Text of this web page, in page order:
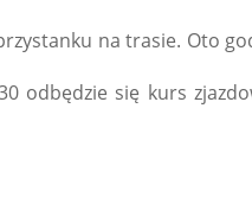
na trasie. Oto
odbędzie się kurs